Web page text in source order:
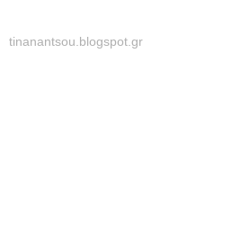
tinanantsou.blogspot.gr